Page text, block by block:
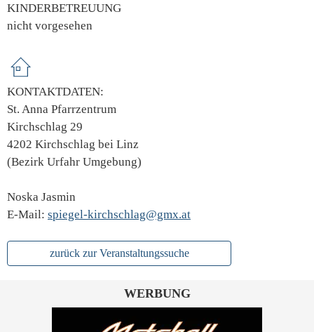
KINDERBETREUUNG
nicht vorgesehen
KONTAKTDATEN:
St. Anna Pfarrzentrum
Kirchschlag 29
4202 Kirchschlag bei Linz
(Bezirk Urfahr Umgebung)
Noska Jasmin
E-Mail: spiegel-kirchschlag@gmx.at
zurück zur Veranstaltungssuche
WERBUNG